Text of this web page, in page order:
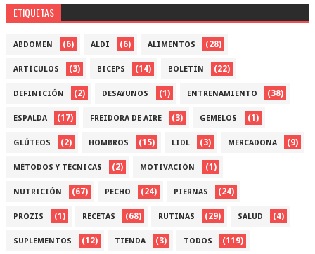
ETIQUETAS
ABDOMEN (6) ALDI (6) ALIMENTOS (28)
ARTÍCULOS (3) BICEPS (14) BOLETÍN (22)
DEFINICIÓN (2) DESAYUNOS (1) ENTRENAMIENTO (38)
ESPALDA (17) FREIDORA DE AIRE (3) GEMELOS (1)
GLÚTEOS (2) HOMBROS (15) LIDL (3) MERCADONA (9)
MÉTODOS Y TÉCNICAS (2) MOTIVACIÓN (1)
NUTRICIÓN (67) PECHO (24) PIERNAS (24)
PROZIS (1) RECETAS (68) RUTINAS (29) SALUD (4)
SUPLEMENTOS (12) TIENDA (3) TODOS (119)